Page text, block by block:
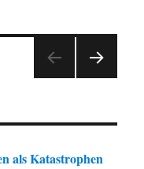
Gute
Nacht!
E
als Katastrophen